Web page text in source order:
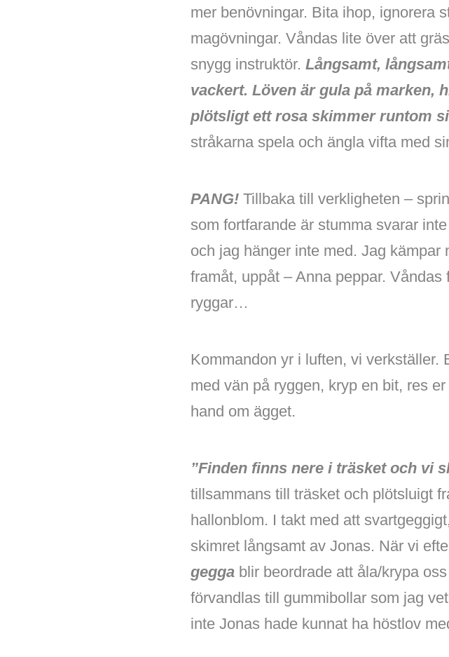
mer benövningar. Bita ihop, ignorera
magövningar. Våndas lite över att
snygg instruktör. Långsamt,
vackert. Löven är gula på marken,
plötsligt ett rosa skimmer runtom
stråkarna spela och ängla vifta med
PANG! Tillbaka till verkligheten –
som fortfarande är stumma svarar
och jag hänger inte med. Jag kämpar
framåt, uppåt – Anna peppar.
ryggar…
Kommandon yr i luften, vi verkställer.
med vän på ryggen, kryp en bit, res
hand om ägget.
”Finden finns nere i träsket och vi
tillsammans till träsket och plötsluigt
hallonblom. I takt med att
skimret långsamt av Jonas. När vi
gegga blir beordrade att åla/krypa
förvandlas till gummibollar som jag
inte Jonas hade kunnat ha höstlov